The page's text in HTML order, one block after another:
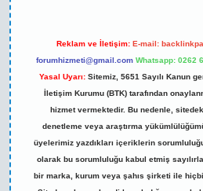
Reklam ve İletişim: E-mail:
forumhizmeti@gmail.com Whatsapp: 0262
Yasal Uyarı: Sitemiz, 5651 Sayılı Kanun
İletişim Kurumu (BTK) tarafından
hizmet vermektedir. Bu nedenle,
denetleme veya araştırma
üyelerimiz yazdıkları içeriklerin
olarak bu sorumluluğu kabul etmiş
bir marka, kurum veya şahıs şirketi ile